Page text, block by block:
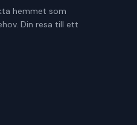
hemmet som
Din resa till ett